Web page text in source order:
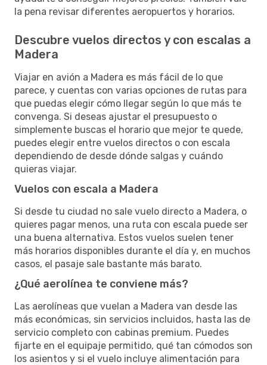
la pena revisar diferentes aeropuertos y horarios.
Descubre vuelos directos y con escalas a
Madera
Viajar en avión a Madera es más fácil de lo que
parece, y cuentas con varias opciones de rutas para
que puedas elegir cómo llegar según lo que más te
convenga. Si deseas ajustar el presupuesto o
simplemente buscas el horario que mejor te quede,
puedes elegir entre vuelos directos o con escala
dependiendo de desde dónde salgas y cuándo
quieras viajar.
Vuelos con escala a Madera
Si desde tu ciudad no sale vuelo directo a Madera, o
quieres pagar menos, una ruta con escala puede ser
una buena alternativa. Estos vuelos suelen tener
más horarios disponibles durante el día y, en muchos
casos, el pasaje sale bastante más barato.
¿Qué aerolínea te conviene más?
Las aerolíneas que vuelan a Madera van desde las
más económicas, sin servicios incluidos, hasta las de
servicio completo con cabinas premium. Puedes
fijarte en el equipaje permitido, qué tan cómodos son
los asientos y si el vuelo incluye alimentación para